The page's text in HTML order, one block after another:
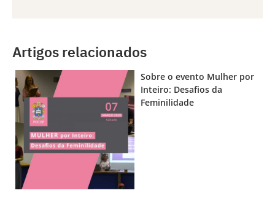
Artigos relacionados
Sobre o evento Mulher por
Inteiro: Desafios da
Feminilidade